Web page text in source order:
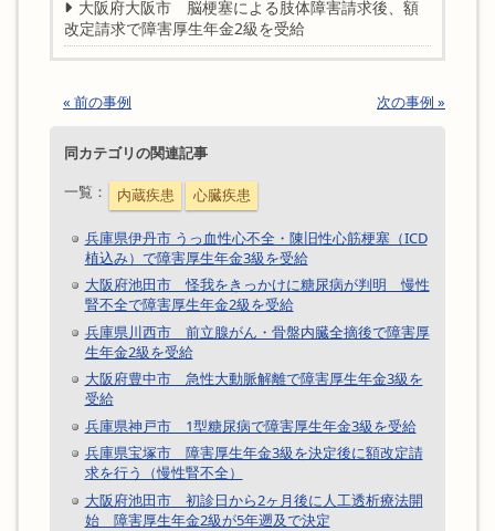
大阪府大阪市 脳梗塞による肢体障害請求後、額
改定請求で障害厚生年金2級を受給
« 前の事例 次の事例 »
同カテゴリの関連記事
一覧：
内蔵疾患 心臓疾患
兵庫県伊丹市 うっ血性心不全・陳旧性心筋梗塞（ICD
植込み）で障害厚生年金3級を受給
大阪府池田市 怪我をきっかけに糖尿病が判明 慢性
腎不全で障害厚生年金2級を受給
兵庫県川西市 前立腺がん・骨盤内臓全摘後で障害厚
生年金2級を受給
大阪府豊中市 急性大動脈解離で障害厚生年金3級を
受給
兵庫県神戸市 1型糖尿病で障害厚生年金3級を受給
兵庫県宝塚市 障害厚生年金3級を決定後に額改定請
求を行う（慢性腎不全）
大阪府池田市 初診日から2ヶ月後に人工透析療法開
始 障害厚生年金2級が5年遡及で決定